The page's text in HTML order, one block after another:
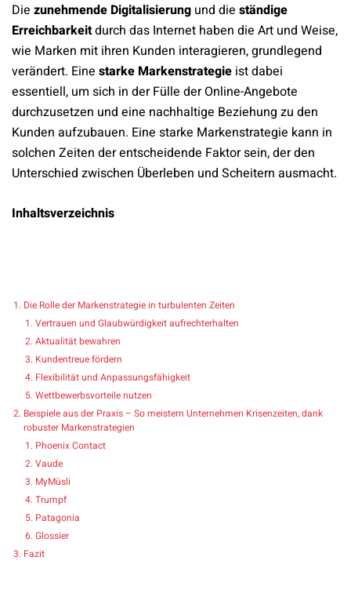
Die zunehmende Digitalisierung und die ständige
Erreichbarkeitdurch das Internet haben die Art und Weise,
wie Marken mit ihren Kunden interagieren, grundlegend
verändert. Eine starke Markenstrategie ist dabei
essentiell, um sich in der Fülle der Online-Angebote
durchzusetzen und eine nachhaltige Beziehung zu den
Kunden aufzubauen. Eine starke Markenstrategie kann in
solchen Zeiten der entscheidende Faktor sein, der den
Unterschied zwischen Überleben und Scheitern ausmacht.
Inhaltsverzeichnis
Die Rolle der Markenstrategie in turbulenten Zeiten
Vertrauen und Glaubwürdigkeit aufrechterhalten
Aktualität bewahren
Kundentreue fördern
Flexibilität und Anpassungsfähigkeit
Wettbewerbsvorteile nutzen
Beispiele aus der Praxis – So meistern Unternehmen Krisenzeiten, dank
robuster Markenstrategien
Phoenix Contact
Vaude
MyMüsli
Trumpf
Patagonia
Glossier
Fazit